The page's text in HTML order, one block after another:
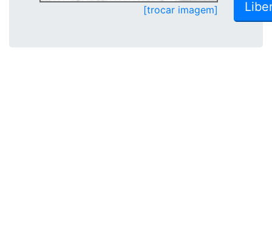
[trocar imagem]